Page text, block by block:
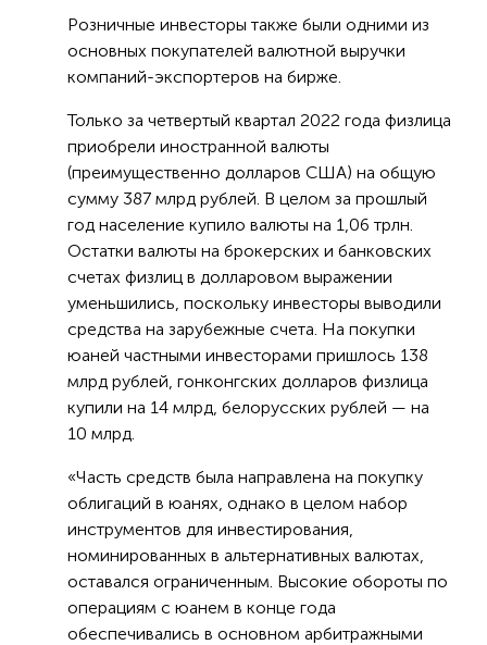
Розничные инвесторы также были одними из
основных покупателей валютной выручки
компаний-экспортеров на бирже.
Только за четвертый квартал 2022 года физлица
приобрели иностранной валюты
(преимущественно долларов США) на общую
сумму 387 млрд рублей. В целом за прошлый
год население купило валюты на 1,06 трлн.
Остатки валюты на брокерских и банковских
счетах физлиц в долларовом выражении
уменьшились, поскольку инвесторы выводили
средства на зарубежные счета. На покупки
юаней частными инвесторами пришлось 138
млрд рублей, гонконгских долларов физлица
купили на 14 млрд, белорусских рублей — на
10 млрд.
«Часть средств была направлена на покупку
облигаций в юанях, однако в целом набор
инструментов для инвестирования,
номинированных в альтернативных валютах,
оставался ограниченным. Высокие обороты по
операциям с юанем в конце года
обеспечивались в основном арбитражными